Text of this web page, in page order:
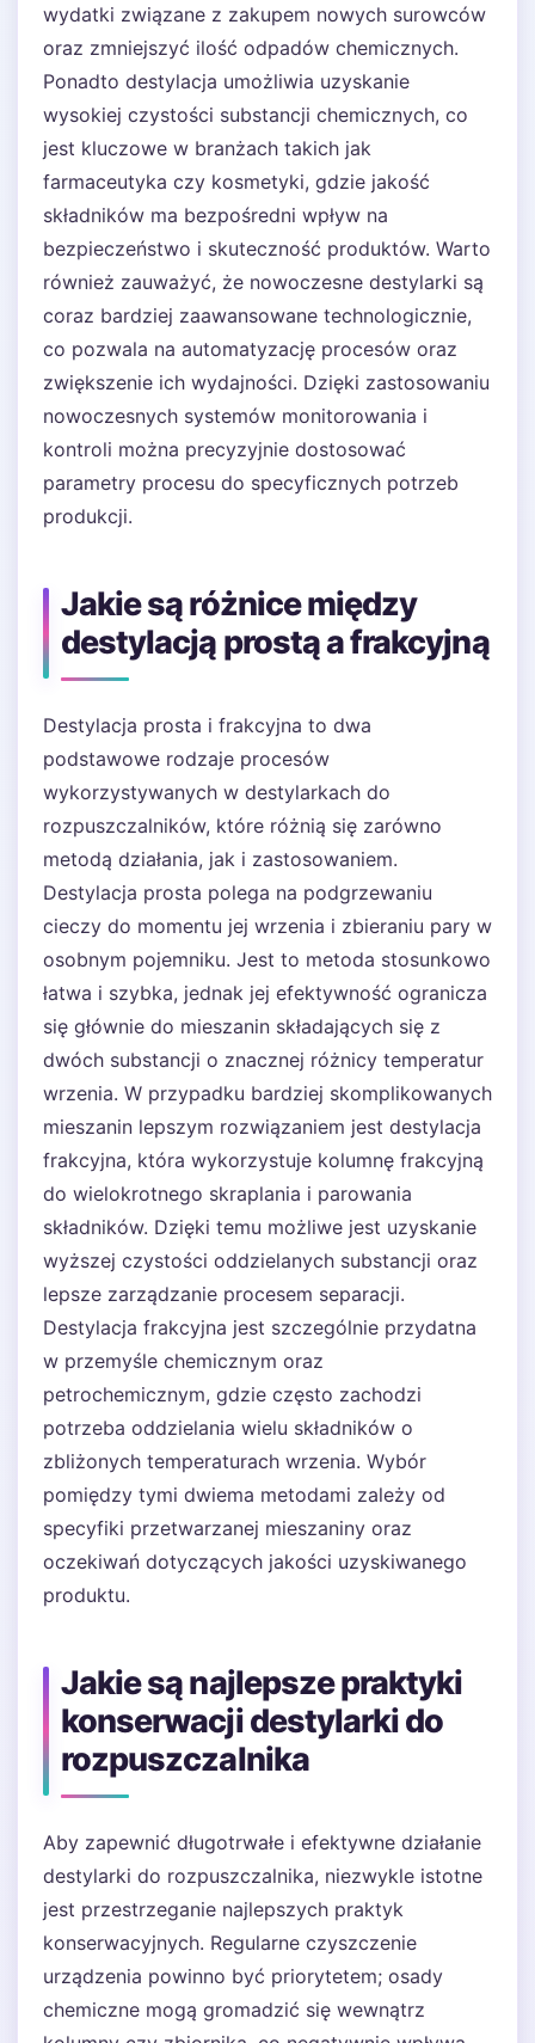
wydatki związane z zakupem nowych surowców
oraz zmniejszyć ilość odpadów chemicznych.
Ponadto destylacja umożliwia uzyskanie
wysokiej czystości substancji chemicznych, co
jest kluczowe w branżach takich jak
farmaceutyka czy kosmetyki, gdzie jakość
składników ma bezpośredni wpływ na
bezpieczeństwo i skuteczność produktów. Warto
również zauważyć, że nowoczesne destylarki są
coraz bardziej zaawansowane technologicznie,
co pozwala na automatyzację procesów oraz
zwiększenie ich wydajności. Dzięki zastosowaniu
nowoczesnych systemów monitorowania i
kontroli można precyzyjnie dostosować
parametry procesu do specyficznych potrzeb
produkcji.
Jakie są różnice między
destylacją prostą a frakcyjną
Destylacja prosta i frakcyjna to dwa
podstawowe rodzaje procesów
wykorzystywanych w destylarkach do
rozpuszczalników, które różnią się zarówno
metodą działania, jak i zastosowaniem.
Destylacja prosta polega na podgrzewaniu
cieczy do momentu jej wrzenia i zbieraniu pary w
osobnym pojemniku. Jest to metoda stosunkowo
łatwa i szybka, jednak jej efektywność ogranicza
się głównie do mieszanin składających się z
dwóch substancji o znacznej różnicy temperatur
wrzenia. W przypadku bardziej skomplikowanych
mieszanin lepszym rozwiązaniem jest destylacja
frakcyjna, która wykorzystuje kolumnę frakcyjną
do wielokrotnego skraplania i parowania
składników. Dzięki temu możliwe jest uzyskanie
wyższej czystości oddzielanych substancji oraz
lepsze zarządzanie procesem separacji.
Destylacja frakcyjna jest szczególnie przydatna
w przemyśle chemicznym oraz
petrochemicznym, gdzie często zachodzi
potrzeba oddzielania wielu składników o
zbliżonych temperaturach wrzenia. Wybór
pomiędzy tymi dwiema metodami zależy od
specyfiki przetwarzanej mieszaniny oraz
oczekiwań dotyczących jakości uzyskiwanego
produktu.
Jakie są najlepsze praktyki
konserwacji destylarki do
rozpuszczalnika
Aby zapewnić długotrwałe i efektywne działanie
destylarki do rozpuszczalnika, niezwykle istotne
jest przestrzeganie najlepszych praktyk
konserwacyjnych. Regularne czyszczenie
urządzenia powinno być priorytetem; osady
chemiczne mogą gromadzić się wewnątrz